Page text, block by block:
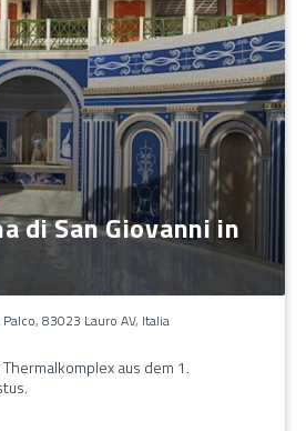
di San Giovanni in
83023 Lauro AV, Italia
aus dem 1.